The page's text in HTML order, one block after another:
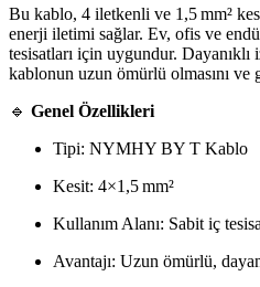
Bu kablo, 4 iletkenli ve 1,5 mm²
enerji iletimi sağlar. Ev, ofis ve
tesisatları için uygundur. Dayanıklı
kablonun uzun ömürlü olmasını ve
🔹 Genel Özellikleri
Tipi: NYMHY BY T Kablo
Kesit: 4×1,5 mm²
Kullanım Alanı: Sabit iç
Avantajı: Uzun ömürlü,